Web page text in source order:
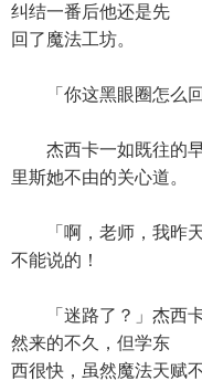
纠结一番后他还是先
回了魔法工坊。
「你这黑眼圈怎么回
杰西卡一如既往的早
里斯她不由的关心道。
「啊，老师，我昨天
不能说的！
「迷路了？」杰西卡
然来的不久，但学东
西很快，虽然魔法天赋